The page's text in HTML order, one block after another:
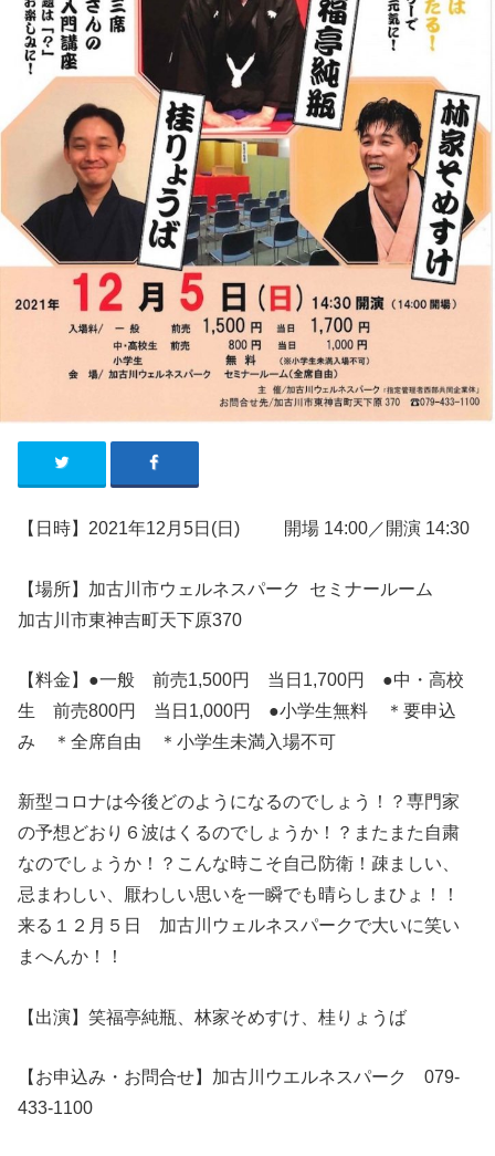
【日時】2021年12月5日(日) 開場 14:00／開演 14:30
【場所】加古川市ウェルネスパーク セミナールーム
加古川市東神吉町天下原370
【料金】●一般 前売1,500円 当日1,700円 ●中・高校
生 前売800円 当日1,000円 ●小学生無料 ＊要申込
み ＊全席自由 ＊小学生未満入場不可
新型コロナは今後どのようになるのでしょう！？専門家
の予想どおり６波はくるのでしょうか！？またまた自粛
なのでしょうか！？こんな時こそ自己防衛！疎ましい、
忌まわしい、厭わしい思いを一瞬でも晴らしまひょ！！
来る１２月５日 加古川ウェルネスパークで大いに笑い
まへんか！！
【出演】笑福亭純瓶、林家そめすけ、桂りょうば
【お申込み・お問合せ】加古川ウエルネスパーク 079-
433-1100